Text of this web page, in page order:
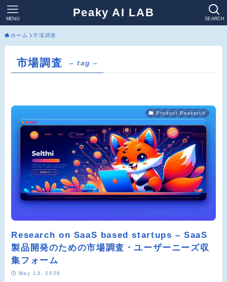
Peaky AI LAB SEARCH
MENU
ホーム 市場調査
市場調査 – tag –
Product Research
Research on SaaS based startups – SaaS
製品開発のための市場調査・ユーザーニーズ収
集フォーム
May 13, 2026